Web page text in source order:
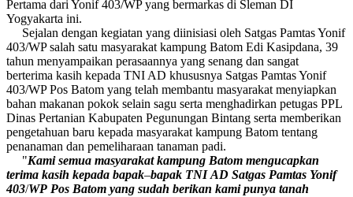
Pertama dari Yonif 403/WP yang bermarkas di Sleman DI
Yogyakarta ini.
Sejalan dengan kegiatan yang diinisiasi oleh Satgas Pamtas Yonif
403/WP salah satu masyarakat kampung Batom Edi Kasipdana, 39
tahun menyampaikan perasaannya yang senang dan sangat
berterima kasih kepada TNI AD khususnya Satgas Pamtas Yonif
403/WP Pos Batom yang telah membantu masyarakat menyiapkan
bahan makanan pokok selain sagu serta menghadirkan petugas PPL
Dinas Pertanian Kabupaten Pegunungan Bintang serta memberikan
pengetahuan baru kepada masyarakat kampung Batom tentang
penanaman dan pemeliharaan tanaman padi.
"Kami semua masyarakat kampung Batom mengucapkan
terima kasih kepada bapak–bapak TNI AD Satgas Pamtas Yonif
403/WP Pos Batom yang sudah berikan kami punya tanah